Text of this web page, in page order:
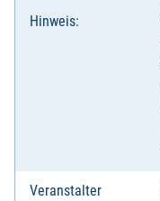
Hinweis:
Veranstalter